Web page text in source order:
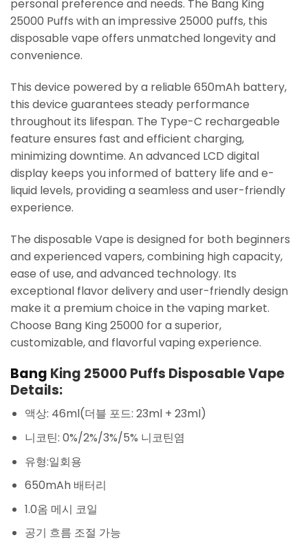
personal preference and needs. The Bang King
25000 Puffs with an impressive 25000 puffs, this
disposable vape offers unmatched longevity and
convenience.
This device powered by a reliable 650mAh battery,
this device guarantees steady performance
throughout its lifespan. The Type-C rechargeable
feature ensures fast and efficient charging,
minimizing downtime. An advanced LCD digital
display keeps you informed of battery life and e-
liquid levels, providing a seamless and user-friendly
experience.
The disposable Vape is designed for both beginners
and experienced vapers, combining high capacity,
ease of use, and advanced technology. Its
exceptional flavor delivery and user-friendly design
make it a premium choice in the vaping market.
Choose Bang King 25000 for a superior,
customizable, and flavorful vaping experience.
Bang King 25000 Puffs Disposable Vape
Details:
액상: 46ml(더블 포드: 23ml + 23ml)
니코틴: 0%/2%/3%/5% 니코틴염
유형:일회용
650mAh 배터리
1.0옴 메시 코일
공기 흐름 조절 가능